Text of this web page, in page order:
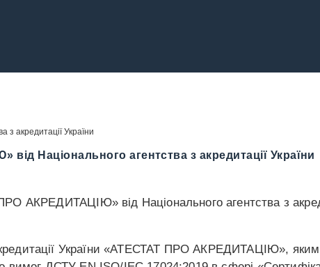
акредитації України
агентства з акредитації України
України «АТЕСТАТ ПРО АКРЕДИТАЦІЮ», яким